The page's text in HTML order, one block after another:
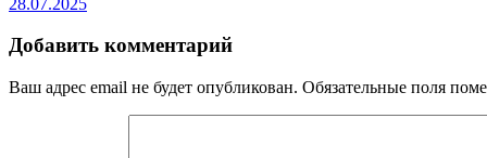
Добавить комментарий
Ваш адрес email не будет опубликован. Обязательные поля